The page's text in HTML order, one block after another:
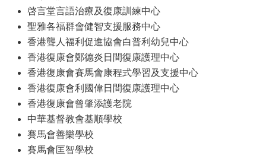
啓言堂言語治療及復康訓練中心
聖雅各福群會健智支援服務中心
香港聾人福利促進協會白普利幼兒中心
香港復康會鄭德炎日間復康護理中心
香港復康會賽馬會康程式學習及支援中心
香港復康會利國偉日間復康護理中心
香港復康會曾肇添護老院
中華基督教會基順學校
賽馬會善樂學校
賽馬會匡智學校